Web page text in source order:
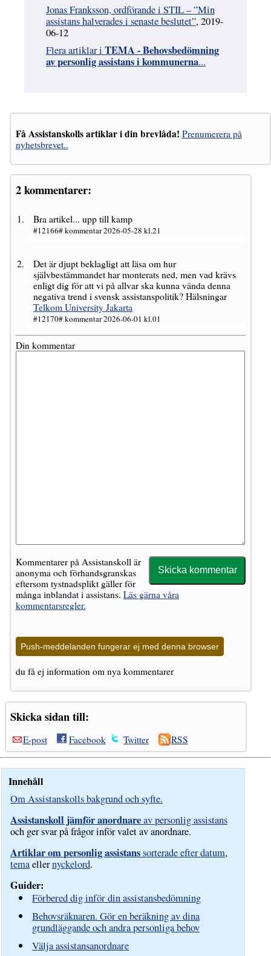
Jonas Franksson, ordförande i STIL – ”Min
assistans halverades i senaste beslutet”, 2019-
06-12
Flera artiklar i TEMA - Behovsbedömning
av personlig assistans i kommunerna...
Få Assistanskolls artiklar i din brevlåda! Prenumerera på
nyhetsbrevet..
2 kommentarer:
Bra artikel... upp till kamp
#12166# kommentar 2026-05-28 kl.21
Det är djupt beklagligt att läsa om hur
självbestämmandet har monterats ned, men vad krävs
enligt dig för att vi på allvar ska kunna vända denna
negativa trend i svensk assistanspolitik? Hälsningar
Telkom University Jakarta
#12170# kommentar 2026-06-01 kl.01
Din kommentar
Kommentarer på Assistanskoll är
anonyma och förhandsgranskas
eftersom tystnadsplikt gäller för
många inblandat i assistans. Läs gärna våra
kommentarsregler.
Push-meddelanden fungerar ej med denna browser
du få ej information om nya kommentarer
Skicka sidan till:
E-post Facebook Twitter RSS
Innehåll
Om Assistanskolls bakgrund och syfte.
Assistanskoll jämför anordnareav personlig assistans
och ger svar på frågor inför valet av anordnare.
Artiklar om personlig assistanssorterade efter datum,
temaellernyckelord.
Guider:
Förbered dig inför din assistansbedömning
Behovsräknaren. Gör en beräkning av dina
grundläggande och andra personliga behov
Välja assistansanordnare